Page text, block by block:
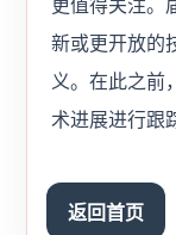
更值得关注。
新或更开放的
义。在此之前
术进展进行跟
返回首页